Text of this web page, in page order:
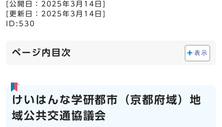
[公開日： 2025年3月14日
[更新日： 2025年3月14日
ID:530
ページ内目次 表示
けいはんな学研都市（京都府域）地
域公共交通協議会